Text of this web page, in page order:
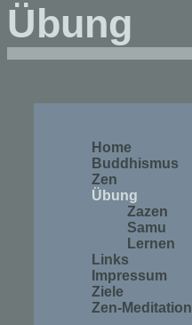
Übung
Home
Buddhismus
Zen
Übung
Zazen
Samu
Lernen
Links
Impressum
Ziele
Zen-Meditation